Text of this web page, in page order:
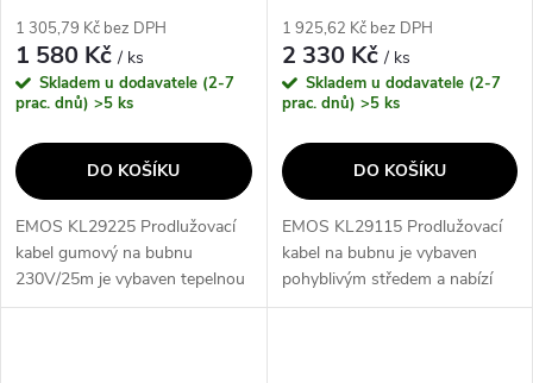
1 305,79 Kč bez DPH
1 580 Kč/ ks
Skladem u dodavatele (2-7
prac. dnů) >5 ks
DO KOŠÍKU
EMOS KL29225 Prodlužovací
kabel gumový na bubnu
230V/25m je vybaven tepelnou
pojistkou a odolný proti
1 925,62 Kč bez DPH
2 330 Kč/ ks
Skladem u dodavatele (2-7
prac. dnů) >5 ks
DO KOŠÍKU
EMOS KL29115 Prodlužovací
kabel na bubnu je vybaven
pohyblivým středem a nabízí
délku 25 metrů. S čtyřmi